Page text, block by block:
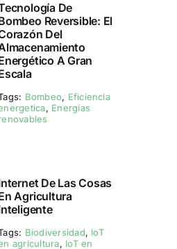
De
Reversible: El
Del
A Gran
Bombeo, Eficiencia
, Energías
De Las Cosas
Agricultura
Biodiversidad, IoT
agricultura, IoT en